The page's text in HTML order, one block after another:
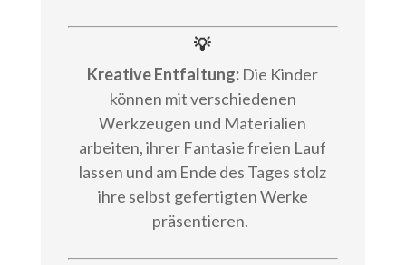
💡
Kreative Entfaltung: Die Kinder
können mit verschiedenen
Werkzeugen und Materialien
arbeiten, ihrer Fantasie freien Lauf
lassen und am Ende des Tages stolz
ihre selbst gefertigten Werke
präsentieren.